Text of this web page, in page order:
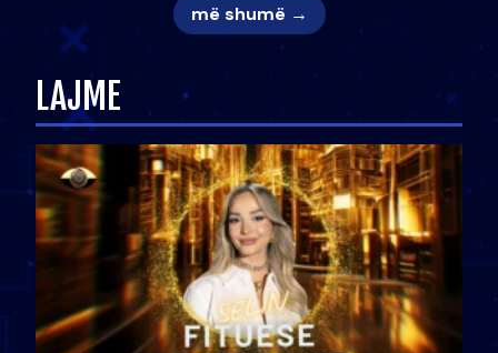
më shumë →
LAJME